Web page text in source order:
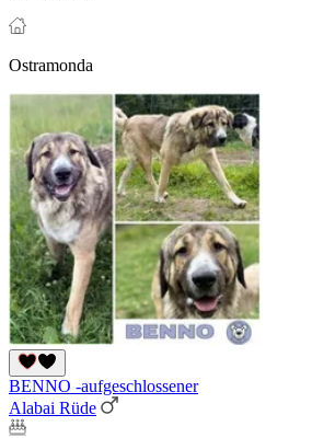
Ostramonda
BENNO -aufgeschlossener
Alabai Rüde